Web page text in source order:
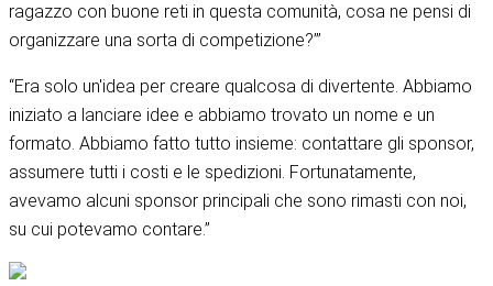
ragazzo con buone reti in questa comunità, cosa ne pensi di
organizzare una sorta di competizione?’”
“Era solo un'idea per creare qualcosa di divertente. Abbiamo
iniziato a lanciare idee e abbiamo trovato un nome e un
formato. Abbiamo fatto tutto insieme: contattare gli sponsor,
assumere tutti i costi e le spedizioni. Fortunatamente,
avevamo alcuni sponsor principali che sono rimasti con noi,
su cui potevamo contare.”